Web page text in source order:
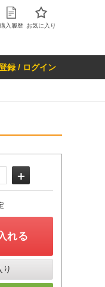
購入履歴 お気に入り
録 / ログイン
＋
れる
り